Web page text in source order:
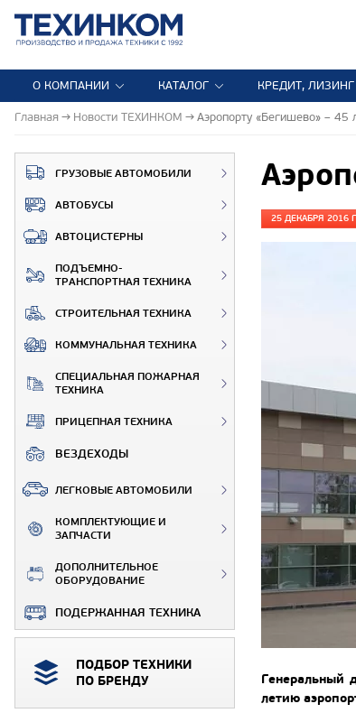
О КОМПАНИИ КАТАЛОГ КРЕДИТ, ЛИЗИНГ
Главная Новости ТЕХИНКОМ Аэропорту «Бегишево» – 45
ГРУЗОВЫЕ АВТОМОБИЛИ
АВТОБУСЫ
АВТОЦИСТЕРНЫ
ПОДЪЕМНО-
ТРАНСПОРТНАЯ ТЕХНИКА
СТРОИТЕЛЬНАЯ ТЕХНИКА
КОММУНАЛЬНАЯ ТЕХНИКА
СПЕЦИАЛЬНАЯ ПОЖАРНАЯ
ТЕХНИКА
ПРИЦЕПНАЯ ТЕХНИКА
ВЕЗДЕХОДЫ
ЛЕГКОВЫЕ АВТОМОБИЛИ
КОМПЛЕКТУЮЩИЕ И
ЗАПЧАСТИ
ДОПОЛНИТЕЛЬНОЕ
ОБОРУДОВАНИЕ
ПОДЕРЖАННАЯ ТЕХНИКА
ПОДБОР ТЕХНИКИ
ПО БРЕНДУ
25 ДЕКАБРЯ 2016
Генеральный
летию